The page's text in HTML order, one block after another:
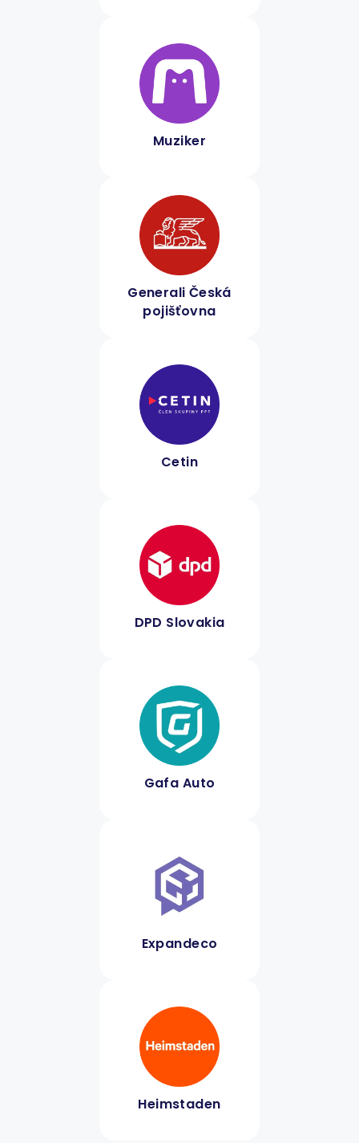
Muziker
Generali Česká
pojišťovna
Cetin
DPD Slovakia
Gafa Auto
Expandeco
Heimstaden